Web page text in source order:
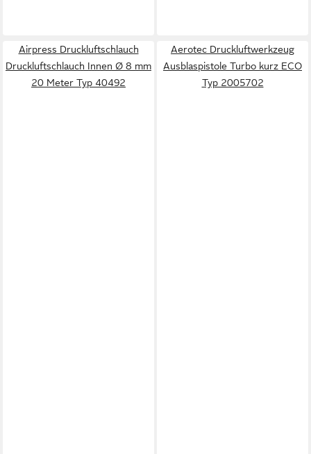
Airpress Druckluftschlauch
Druckluftschlauch Innen Ø 8 mm
20 Meter Typ 40492
Aerotec Druckluftwerkzeug
Ausblaspistole Turbo kurz ECO
Typ 2005702